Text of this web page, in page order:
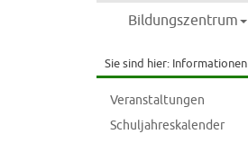
Bildungszentrum
Sie sind hier: Informationen
Veranstaltungen
Schuljahreskalender